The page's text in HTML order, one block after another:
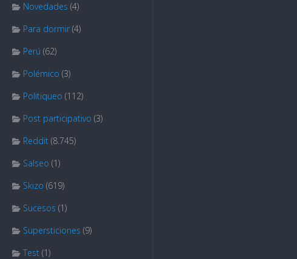
Novedades (4)
Para dormir (4)
Perú (62)
Polémico (3)
Politiqueo (112)
Post participativo (3)
Reddit (8.745)
Salseo (1)
Skizo (619)
Sucesos (1)
Supersticiones (9)
Test (1)